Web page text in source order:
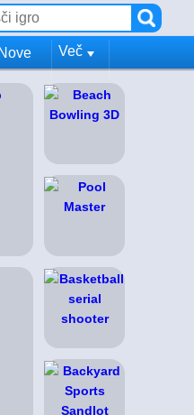
Nove Več